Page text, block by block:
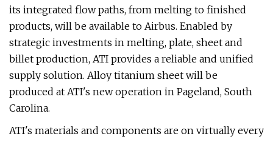
its integrated flow paths, from melting to finished
products, will be available to Airbus. Enabled by
strategic investments in melting, plate, sheet and
billet production, ATI provides a reliable and unified
supply solution. Alloy titanium sheet will be
produced at ATI's new operation in Pageland, South
Carolina.
ATI's materials and components are on virtually every